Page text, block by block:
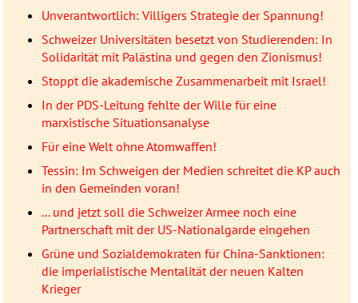
Unverantwortlich: Villigers Strategie der Spannung!
Schweizer Universitäten besetzt von Studierenden: In
Solidarität mit Palästina und gegen den Zionismus!
Stoppt die akademische Zusammenarbeit mit Israel!
In der PDS-Leitung fehlte der Wille für eine
marxistische Situationsanalyse
Für eine Welt ohne Atomwaffen!
Tessin: Im Schweigen der Medien schreitet die KP auch
in den Gemeinden voran!
... und jetzt soll die Schweizer Armee noch eine
Partnerschaft mit der US-Nationalgarde eingehen
Grüne und Sozialdemokraten für China-Sanktionen:
die imperialistische Mentalität der neuen Kalten
Krieger